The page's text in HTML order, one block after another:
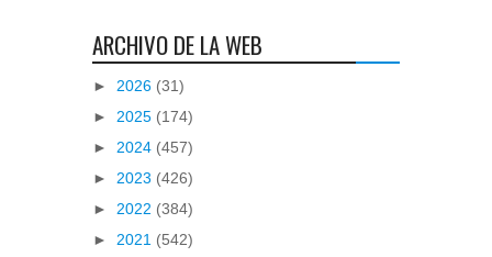
ARCHIVO DE LA WEB
► 2026 (31)
► 2025 (174)
► 2024 (457)
► 2023 (426)
► 2022 (384)
► 2021 (542)